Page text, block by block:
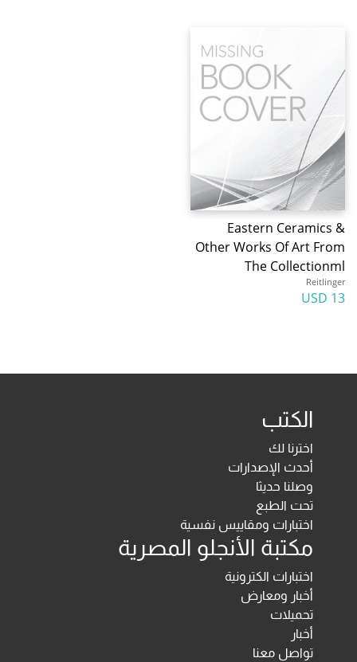
Eastern Ceramics &
Other Works Of Art From
The Collectionml
Reitlinger
13 USD
الكتب
اخترنا لك
أحدث الإصدارات
وصلنا حديثا
تحت الطبع
اختبارات ومقاييس نفسية
مكتبة الأنجلو المصرية
اختبارات الكترونية
أخبار ومعارض
تحميلات
أخبار
تواصل معنا